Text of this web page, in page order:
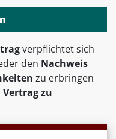
verpflichtet sich
den Nachweis
zu erbringen
zu